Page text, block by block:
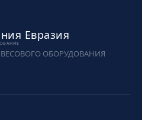
Евразия
ОБОРУДОВАНИЯ